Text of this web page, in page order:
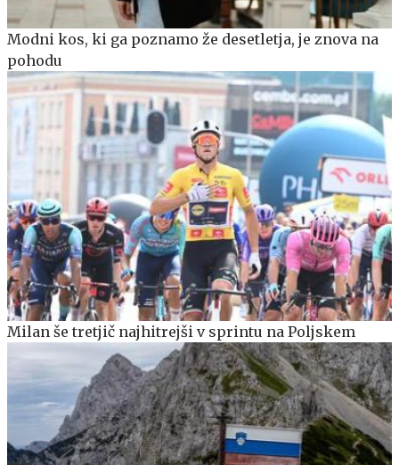
Modni kos, ki ga poznamo že desetletja, je znova na
pohodu
Milan še tretjič najhitrejši v sprintu na Poljskem